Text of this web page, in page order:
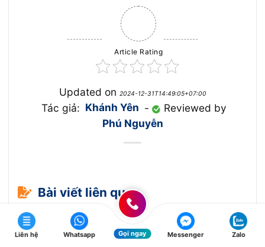
Article Rating
Updated on 2024-12-31T14:49:05+07:00
Tác giả: Khánh Yên -
Reviewed by
Phú Nguyễn
Bài viết liên quan
MeyGroup – Biêu tượng
Liên hệ Whatsapp Gọi ngay Messenger Zalo